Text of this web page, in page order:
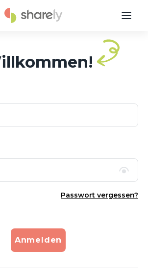
Passwort vergessen?
Anmelden